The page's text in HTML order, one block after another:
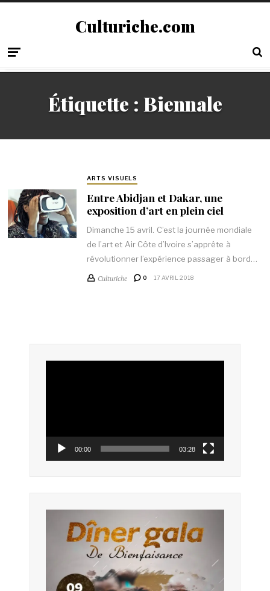
Culturiche.com
Étiquette : Biennale
ARTS VISUELS
Entre Abidjan et Dakar, une
exposition d’art en plein ciel
Dimanche 15 avril. C’est la journée mondiale
de l’art et Air Côte d’Ivoire s’apprête à
révolutionner l’expérience passager à bord…
Culturiche 0 17 AVRIL 2018
00:00 03:28